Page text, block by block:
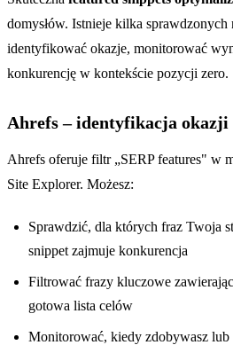
domysłów. Istnieje kilka sprawdzonych
identyfikować okazje, monitorować
konkurencję w kontekście pozycji zero.
Ahrefs – identyfikacja okazji
Ahrefs oferuje filtr „SERP features" w
Site Explorer. Możesz:
Sprawdzić, dla których fraz Twoja
snippet zajmuje konkurencja
Filtrować frazy kluczowe
gotowa lista celów
Monitorować, kiedy zdobywasz lub